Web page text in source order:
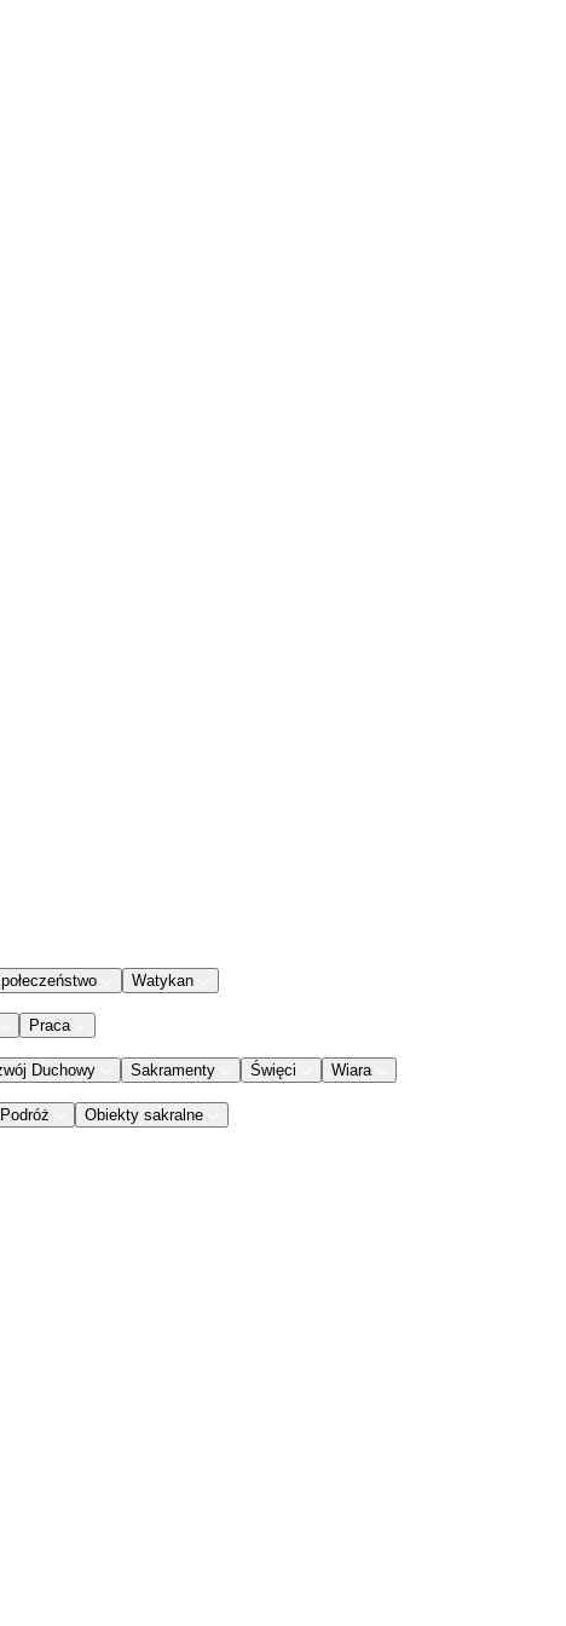
Watykan
Praca
Duchowy Sakramenty Święci Wiara
Podróż Obiekty sakralne